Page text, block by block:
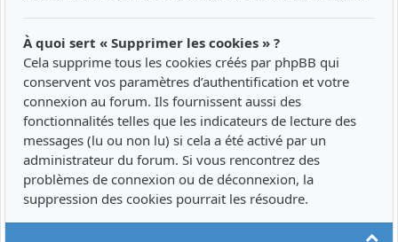
À quoi sert « Supprimer les cookies » ?
Cela supprime tous les cookies créés par phpBB qui
conservent vos paramètres d’authentification et votre
connexion au forum. Ils fournissent aussi des
fonctionnalités telles que les indicateurs de lecture des
messages (lu ou non lu) si cela a été activé par un
administrateur du forum. Si vous rencontrez des
problèmes de connexion ou de déconnexion, la
suppression des cookies pourrait les résoudre.